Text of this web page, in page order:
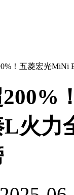
！五菱宏光MiNi
火力